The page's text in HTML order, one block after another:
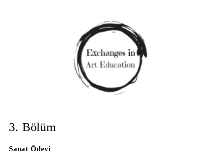
3. Bölüm
Sanat Ödevi